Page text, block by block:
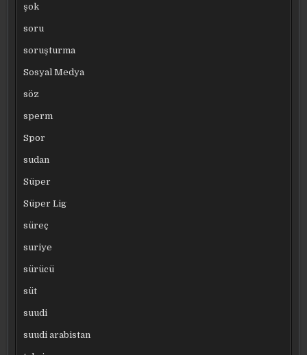
şok
soru
soruşturma
Sosyal Medya
söz
sperm
Spor
sudan
Süper
Süper Lig
süreç
suriye
sürücü
süt
suudi
suudi arabistan